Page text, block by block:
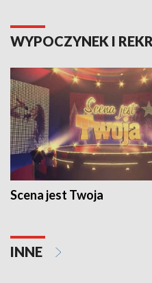
WYPOCZYNEK I
Scena jest Twoja
INNE